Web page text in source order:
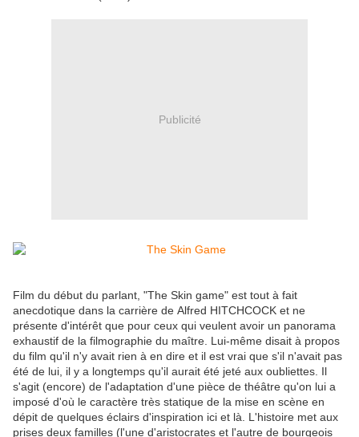
Publicité
Film du début du parlant, "The Skin game" est tout à fait
anecdotique dans la carrière de Alfred HITCHCOCK et ne
présente d'intérêt que pour ceux qui veulent avoir un panorama
exhaustif de la filmographie du maître. Lui-même disait à propos
du film qu'il n'y avait rien à en dire et il est vrai que s'il n'avait pas
été de lui, il y a longtemps qu'il aurait été jeté aux oubliettes. Il
s'agit (encore) de l'adaptation d'une pièce de théâtre qu'on lui a
imposé d'où le caractère très statique de la mise en scène en
dépit de quelques éclairs d'inspiration ici et là. L'histoire met aux
prises deux familles (l'une d'aristocrates et l'autre de bourgeois